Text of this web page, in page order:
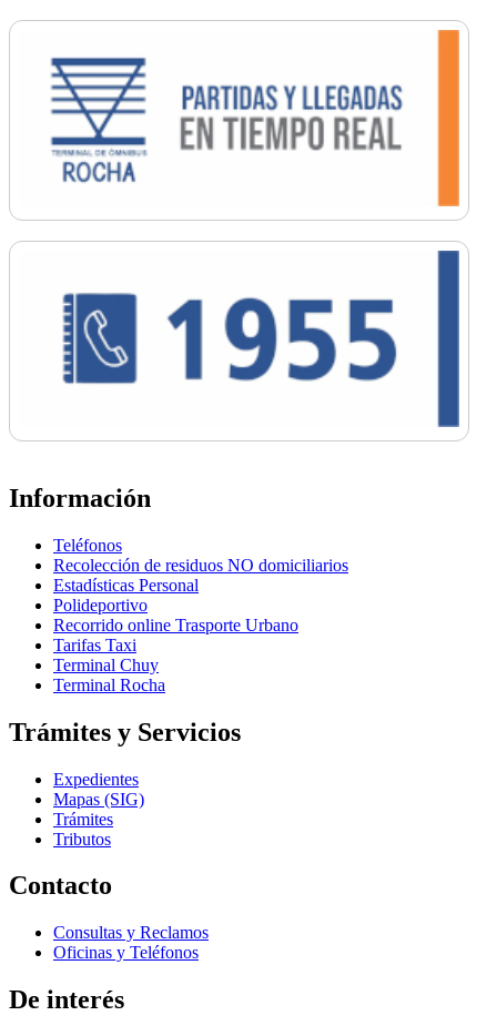
Información
Teléfonos
Recolección de residuos NO domiciliarios
Estadísticas Personal
Polideportivo
Recorrido online Trasporte Urbano
Tarifas Taxi
Terminal Chuy
Terminal Rocha
Trámites y Servicios
Expedientes
Mapas (SIG)
Trámites
Tributos
Contacto
Consultas y Reclamos
Oficinas y Teléfonos
De interés